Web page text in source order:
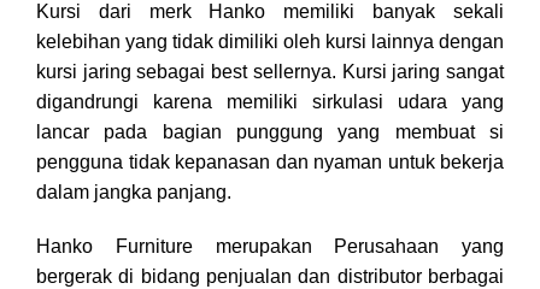
Kursi dari merk Hanko memiliki banyak sekali
kelebihan yang tidak dimiliki oleh kursi lainnya dengan
kursi jaring sebagai best sellernya. Kursi jaring sangat
digandrungi karena memiliki sirkulasi udara yang
lancar pada bagian punggung yang membuat si
pengguna tidak kepanasan dan nyaman untuk bekerja
dalam jangka panjang.
Hanko Furniture merupakan Perusahaan yang
bergerak di bidang penjualan dan distributor berbagai